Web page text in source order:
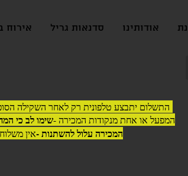
אודותינו סדנאות גריל אירוח
התשלום יתבצע טלפונית רק לאחר השקילה
המפעל או אחת מנקודות המכירה -שימו לב כי
המכירה עלול להשתנות -אין